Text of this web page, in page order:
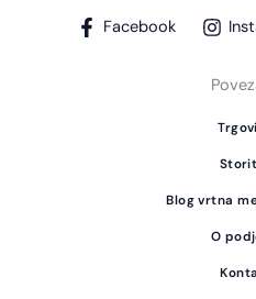
Facebook
Blog vrtna
O